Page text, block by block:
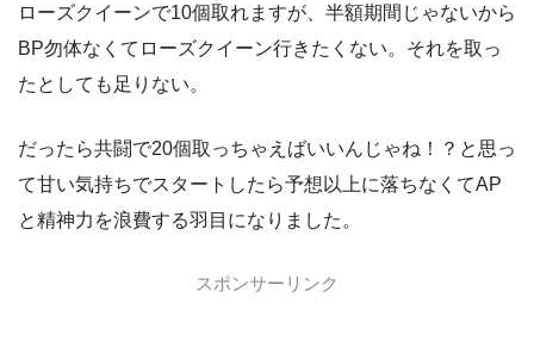
ローズクイーンで10個取れますが、半額期間じゃないから
BP勿体なくてローズクイーン行きたくない。それを取っ
たとしても足りない。
だったら共闘で20個取っちゃえばいいんじゃね！？と思っ
て甘い気持ちでスタートしたら予想以上に落ちなくてAP
と精神力を浪費する羽目になりました。
スポンサーリンク